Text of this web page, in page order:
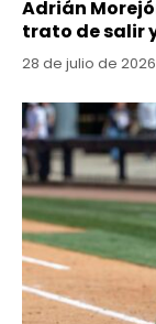
Adrián
trato de salir
28 de julio de 2026